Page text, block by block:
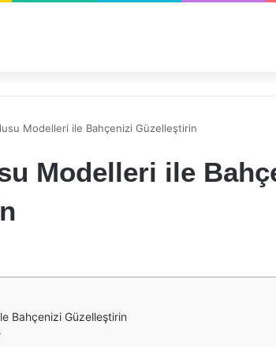
Modelleri ile Bahçenizi Güzelleştirin
Modelleri ile
Bahçenizi Güzelleştirin